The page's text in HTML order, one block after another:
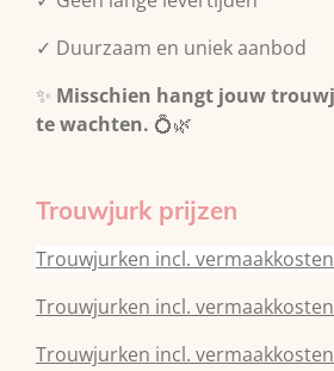
✓ Duurzaam en uniek aanbod
✨ Misschien hangt jouw
te wachten. 💍🌿
Trouwjurk prijzen
Trouwjurken incl.
Trouwjurken incl.
Trouwjurken incl.